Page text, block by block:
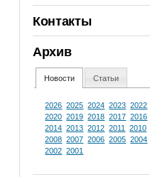
Контакты
Архив
Новости Статьи
2026 2025 2024 2023 2022
2020 2019 2018 2017 2016
2014 2013 2012 2011 2010
2008 2007 2006 2005 2004
2002 2001